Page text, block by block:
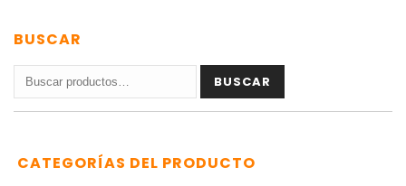
BUSCAR
Buscar
por:
BUSCAR
CATEGORÍAS DEL PRODUCTO